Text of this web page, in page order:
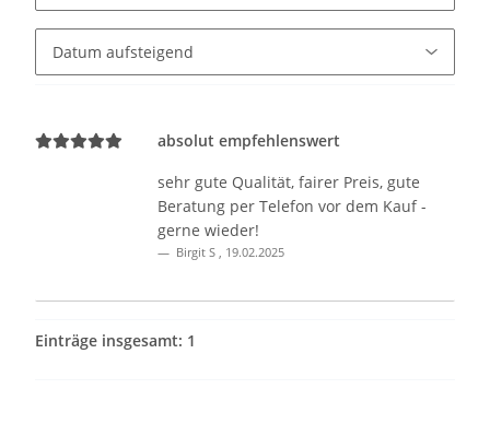
absolut empfehlenswert
sehr gute Qualität, fairer Preis, gute
Beratung per Telefon vor dem Kauf -
gerne wieder!
Birgit S , 19.02.2025
Einträge insgesamt: 1